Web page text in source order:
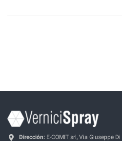
Dirección: E-COMIT srl, Via Giuseppe